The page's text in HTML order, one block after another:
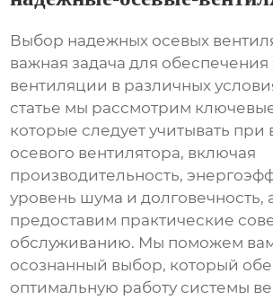
Выбор надежных осевых
важная задача для
вентиляции в различных
статье мы рассмотрим
которые следует учитывать при
осевого вентилятора, включая
производительность,
уровень шума и долговечность,
предоставим практические
обслуживанию. Мы поможем
осознанный выбор, который
оптимальную работу системы